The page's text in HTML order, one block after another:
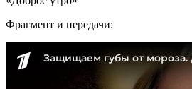
Фрагмент и передачи: